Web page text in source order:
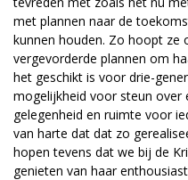
met plannen naar de
kunnen houden. Zo hoopt
vergevorderde plannen om
het geschikt is voor drie-
mogelijkheid voor steun over
gelegenheid en ruimte voor
van harte dat dat zo
hopen tevens dat we bij de
genieten van haar